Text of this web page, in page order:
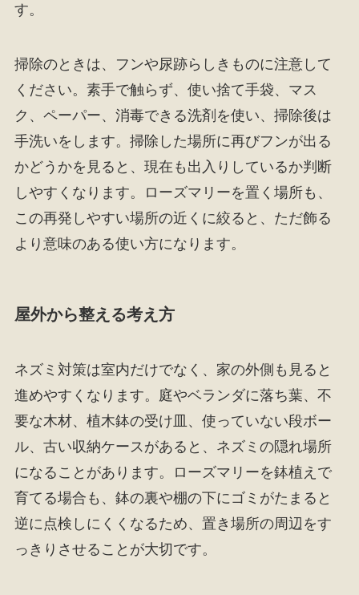
す。
掃除のときは、フンや尿跡らしきものに注意して
ください。素手で触らず、使い捨て手袋、マス
ク、ペーパー、消毒できる洗剤を使い、掃除後は
手洗いをします。掃除した場所に再びフンが出る
かどうかを見ると、現在も出入りしているか判断
しやすくなります。ローズマリーを置く場所も、
この再発しやすい場所の近くに絞ると、ただ飾る
より意味のある使い方になります。
屋外から整える考え方
ネズミ対策は室内だけでなく、家の外側も見ると
進めやすくなります。庭やベランダに落ち葉、不
要な木材、植木鉢の受け皿、使っていない段ボー
ル、古い収納ケースがあると、ネズミの隠れ場所
になることがあります。ローズマリーを鉢植えで
育てる場合も、鉢の裏や棚の下にゴミがたまると
逆に点検しにくくなるため、置き場所の周辺をす
っきりさせることが大切です。